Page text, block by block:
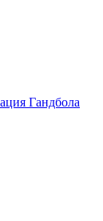
Гандбола